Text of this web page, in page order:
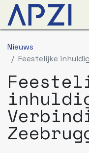
Nieuws
Feestelijke